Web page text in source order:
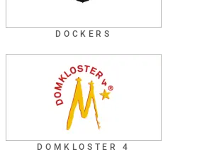
DOCKERS
DOMKLOSTER 4